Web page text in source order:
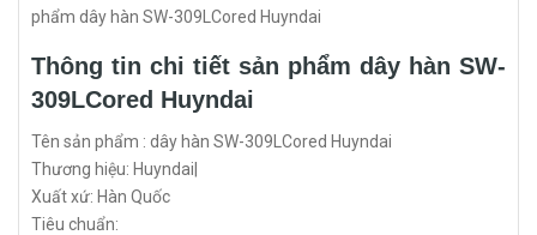
phẩm dây hàn SW-309LCored Huyndai
Thông tin chi tiết sản phẩm dây hàn SW-
309LCored Huyndai
Tên sản phẩm : dây hàn SW-309LCored Huyndai
Thương hiệu: Huyndai|
Xuất xứ: Hàn Quốc
Tiêu chuẩn: